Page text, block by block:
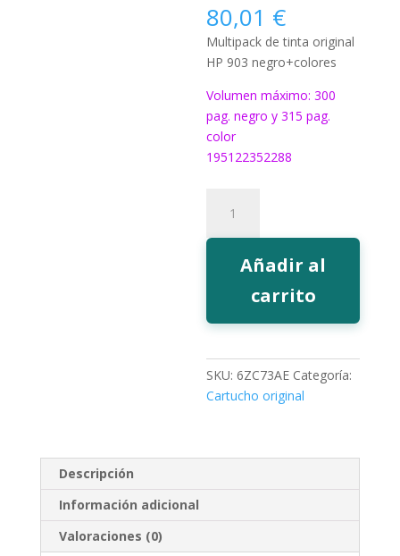
80,01 €
Multipack de tinta original
HP 903 negro+colores
Volumen máximo: 300
pag. negro y 315 pag.
color
195122352288
903
Multipack
cantidad
Añadir al
carrito
SKU:6ZC73AE Categoría:
Cartucho original
Descripción
Información adicional
Valoraciones (0)